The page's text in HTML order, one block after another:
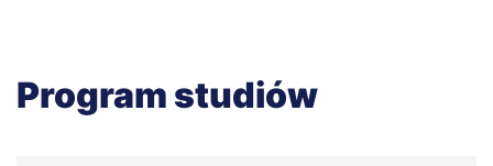
Program studiów